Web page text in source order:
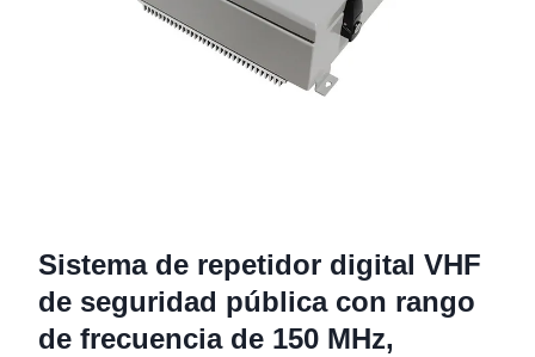
Sistema de repetidor digital VHF
de seguridad pública con rango
de frecuencia de 150 MHz,